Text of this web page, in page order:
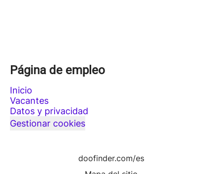
Página de empleo
Inicio
Vacantes
Datos y privacidad
Gestionar cookies
doofinder.com/es